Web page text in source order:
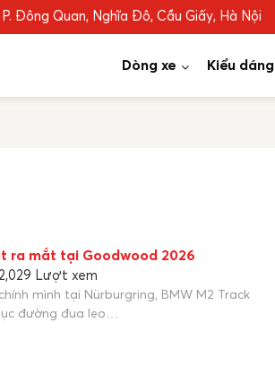
Đông Quan, Nghĩa Đô, Cầu Giấy, Hà Nội
Dòng xe Kiểu dáng
ra mắt tại Goodwood 2026
2,029 Lượt xem
mình tại Nürburgring, BMW M2 Track
đường đua leo…